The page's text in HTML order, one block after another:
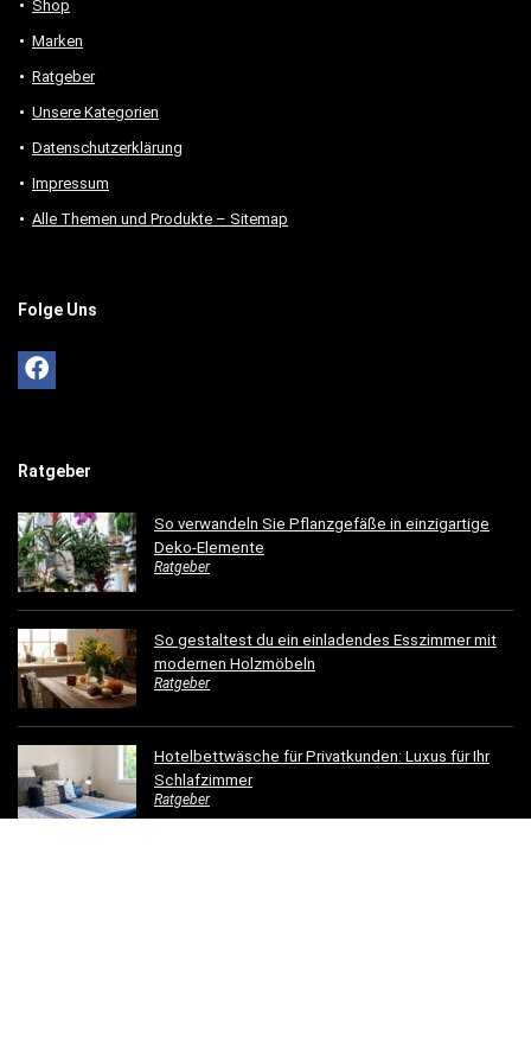
Shop
Marken
Ratgeber
Unsere Kategorien
Datenschutzerklärung
Impressum
Alle Themen und Produkte – Sitemap
Folge Uns
Ratgeber
So verwandeln Sie Pflanzgefäße in einzigartige
Deko-Elemente
Ratgeber
So gestaltest du ein einladendes Esszimmer mit
modernen Holzmöbeln
Ratgeber
Hotelbettwäsche für Privatkunden: Luxus für Ihr
Schlafzimmer
Ratgeber